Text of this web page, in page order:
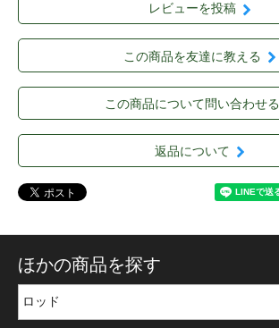
レビューを投稿
この商品を友達に教える
この商品について問い合わせる
返品について
ほかの商品を探す